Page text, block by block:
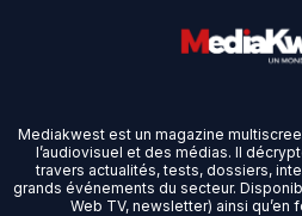
Mediakwest est un magazine
l’audiovisuel et des médias. Il
travers actualités, tests, dossiers,
grands événements du secteur.
Web TV, newsletter) ainsi qu’en